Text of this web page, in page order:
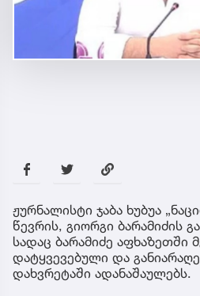
ჟურნალისტი ჯაბა ხუბუა
წევრის, გიორგი ბარამიძის
სადაც ბარამიძე
დატყვევებული და
დახვრეტაში ადანაშაულებს.